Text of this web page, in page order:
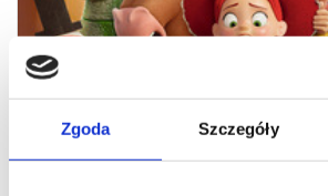
Zgoda Szczegóły